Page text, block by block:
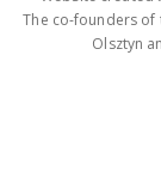
The co-founders of
Olsztyn